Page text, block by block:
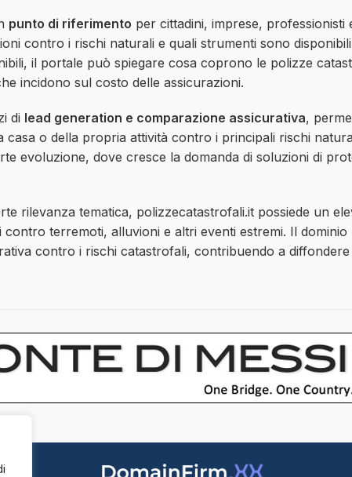
punto di riferimento per cittadini, imprese, professionisti
contro i rischi naturali e quali strumenti sono
il portale può spiegare cosa coprono le polizze
incidono sul costo delle assicurazioni.
di lead generation e comparazione assicurativa,
o della propria attività contro i principali rischi
evoluzione, dove cresce la domanda di soluzioni di
rilevanza tematica, polizzecatastrofali.it possiede un
terremoti, alluvioni e altri eventi estremi. Il
contro i rischi catastrofali, contribuendo a